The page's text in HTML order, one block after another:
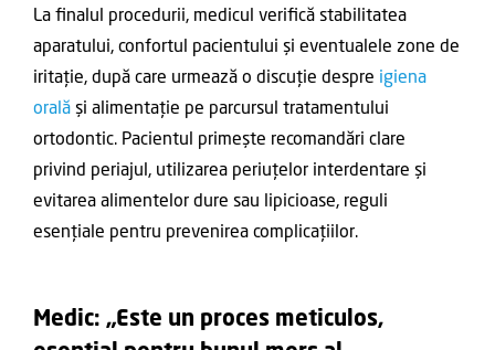
La finalul procedurii, medicul verifică stabilitatea
aparatului, confortul pacientului și eventualele zone de
iritație, după care urmează o discuție despre igiena
orală și alimentație pe parcursul tratamentului
ortodontic. Pacientul primește recomandări clare
privind periajul, utilizarea periuțelor interdentare și
evitarea alimentelor dure sau lipicioase, reguli
esențiale pentru prevenirea complicațiilor.
Medic: „Este un proces meticulos,